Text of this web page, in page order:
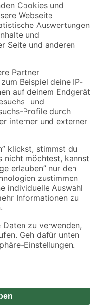
mehr verpassen!
Angebote sind unter
Verfügbarkeiten beziehen
Artikel mit Speditionsversand, hier